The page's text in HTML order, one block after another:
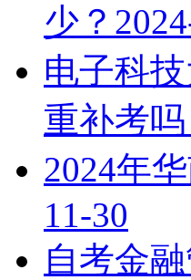
少？
电子科
重补考吗
2024年
11-30
自考金